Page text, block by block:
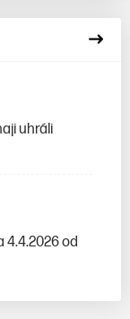
uhráli
4.4.2026 od